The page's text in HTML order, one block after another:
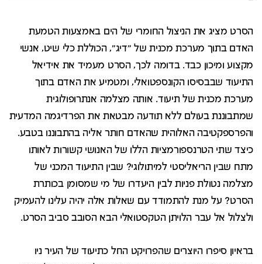
הסרט מציג את הניצול החומרי של הים באמצעות הטמעת
האדם בתוך מערכת מכנית של "דיג", הכוללת כלי שיט, אנשי
מקצוע ומיכון כבד. בדומה לכך, הסרט מעמיד את אידיאל
התיעוד שבבסיסו הקונספטואלי, ומטמיע את האדם בתוך
מערכת מכנית של תיעוד. אותה מצלמה אנתרופולוגית
שמתבוננת בעולם ללא תודעה מבטאת את הפרדיגמה המדעית
והפרספקטיבה האלוהית שהאדם חותר אליה בהתבוננו בטבע.
כיצד שתי הטרנספורמציות הללו של האנושי קשורות לאותו
מתח שבין הריאליסטי למיתולוגי? שבין התיעוד המכני של
מצלמה נטולת פניות לבין היעדרו של מי שמסומן בכותרת
הסרט? על מנת להתמודד עם שאלות אלה יהיה עלינו להעמיק
ולצלול אל עבר הלויתן הטקסטואלי הבא הסובב סביב הסרט.
בראיון סיפרו היוצרים שהפרויקט החל כתיעוד של העיר ניו